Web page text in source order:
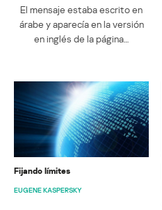
El mensaje estaba escrito en
árabe y aparecía en la versión
en inglés de la página…
Fijando límites
EUGENE KASPERSKY